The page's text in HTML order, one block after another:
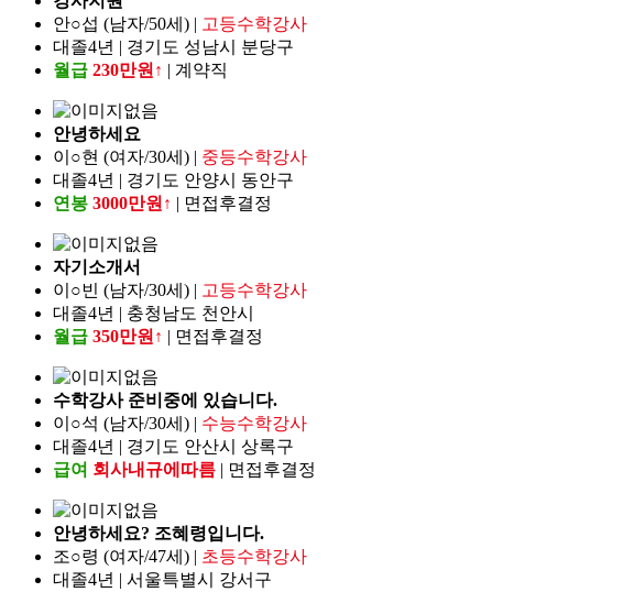
안○섭 (남자/50세) | 고등수학강사
대졸4년 | 경기도 성남시 분당구
월급 230만원↑ | 계약직
안녕하세요
이○현 (여자/30세) | 중등수학강사
대졸4년 | 경기도 안양시 동안구
연봉 3000만원↑ | 면접후결정
자기소개서
이○빈 (남자/30세) | 고등수학강사
대졸4년 | 충청남도 천안시
월급 350만원↑ | 면접후결정
수학강사 준비중에 있습니다.
이○석 (남자/30세) | 수능수학강사
대졸4년 | 경기도 안산시 상록구
급여 회사내규에따름 | 면접후결정
안녕하세요? 조혜령입니다.
조○령 (여자/47세) | 초등수학강사
대졸4년 | 서울특별시 강서구